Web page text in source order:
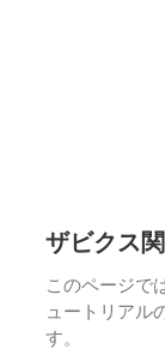
ザビクス
このページで
ュートリアル
す。